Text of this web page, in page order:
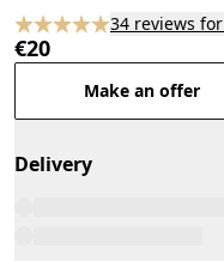
34 reviews
€20
Make an offer
Delivery